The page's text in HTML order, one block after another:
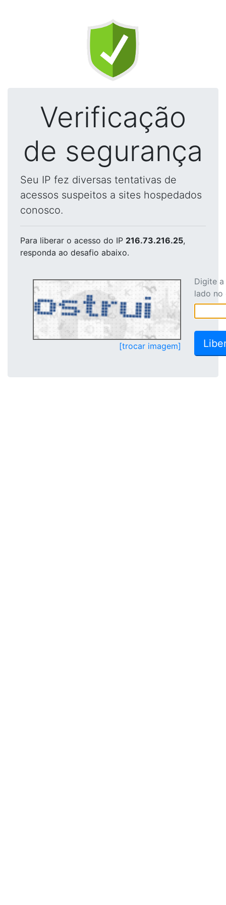
Verificação
de segurança
Seu IP fez diversas tentativas de
acessos suspeitos a sites hospedados
conosco.
Para liberar o acesso do IP 216.73.216.25,
responda ao desafio abaixo.
[trocar imagem]
Digite
lado no